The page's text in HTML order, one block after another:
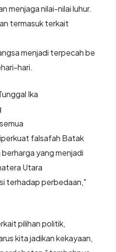
menjaga nilai-nilai luhur.
termasuk terkait
menjadi terpecah be
hari.
Ika
falsafah Batak
yang menjadi
Utara
terhadap perbedaan,"
pilihan politik,
kita jadikan kekayaan,